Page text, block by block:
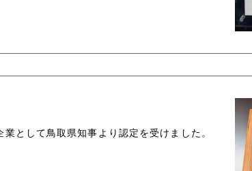
お問い合わせ
として鳥取県知事より認定を受けました。